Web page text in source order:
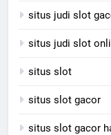
situs judi slot
situs judi slot
situs slot
situs slot gacor
situs slot gacor